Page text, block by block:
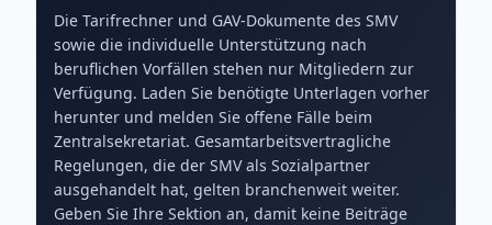
Die Tarifrechner und GAV-Dokumente des SMV
sowie die individuelle Unterstützung nach
beruflichen Vorfällen stehen nur Mitgliedern zur
Verfügung. Laden Sie benötigte Unterlagen vorher
herunter und melden Sie offene Fälle beim
Zentralsekretariat. Gesamtarbeitsvertragliche
Regelungen, die der SMV als Sozialpartner
ausgehandelt hat, gelten branchenweit weiter.
Geben Sie Ihre Sektion an, damit keine Beiträge